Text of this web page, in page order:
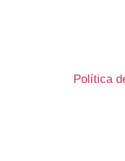
Política